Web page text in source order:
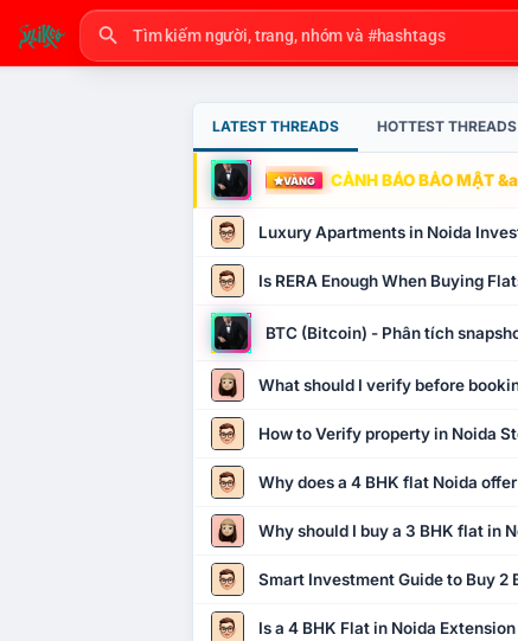
LATEST THREADS HOTTEST THREADS
VÀNG CẢNH BÁO BẢO MẬT
Luxury Apartments in Noida
Is RERA Enough When Buying
BTC (Bitcoin) - Phân tích
What should I verify before
How to Verify property in Noida
Why does a 4 BHK flat Noida
Why should I buy a 3 BHK flat in
Smart Investment Guide to Buy 2
Is a 4 BHK Flat in Noida